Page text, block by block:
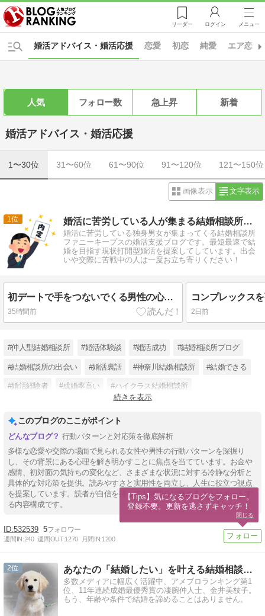
リーダー ログイン メニュー
恋愛 初恋 純愛 エア恋愛
婚活アドバイス・婚活応援
人気 フォロー数 急上昇 新着
婚活アドバイス・婚活応援
1〜30位 31〜60位 61〜90位 91〜120位 121〜150位
画像表示 文字表示
1 婚活に苦労している人が集まる結婚相談所のブログ
婚活に苦労している独身男女が集まってくる結婚相談所
ファニーキープスの婚活支援ブログです。最短最速で結
婚を目指す現状打開型婚活を提案してしています。出会
いや交際に苦戦中の人は一度お立ち寄りください！
初デートで手をつないでくる男性の心理と上手な対応方法
35時間前 2日前
#仲人型結婚相談所 #婚活体験談 #婚活成功 #結婚相談所ブログ
#結婚相談所の出会い #婚活裏話 #神奈川結婚相談所 #結婚できる
#婚活経験者 #成婚率高い #ハイクラス結婚相談所
続きを表示
このブログのここがポイント
行動パターンと対応策を徹底解析
多様な恋愛や交際の場面で見られる女性や男性の行動パターンを深掘り
し、その背景にある心理を解き明かすことに焦点を当てています。お金や
感情、初対面の気持ちの変化など、さまざまな状況に対する冷静な分析と
具体的な対応策を提供。読みやすさと実用性を両立し、人生に役立つ視点
を提案しています。読者が自信を持って人間関係に臨めるようサポートす
る内容構成です。
532539 5
週間IN:240 週間OUT:1270 月間IN:1200
2 あなたの「結婚したい」を叶える結婚相談所です。
多数メディアに幅広く活躍中、アメブロランキング第1
位、11年連続成婚最優秀賞の凄腕仲人士、金井美枝子。
もう、年齢や条件で結婚を諦めることはありません。
【Tips】気になるブログをフォロー。
登録不要。更新を逃さずキャッチ！
閉じる